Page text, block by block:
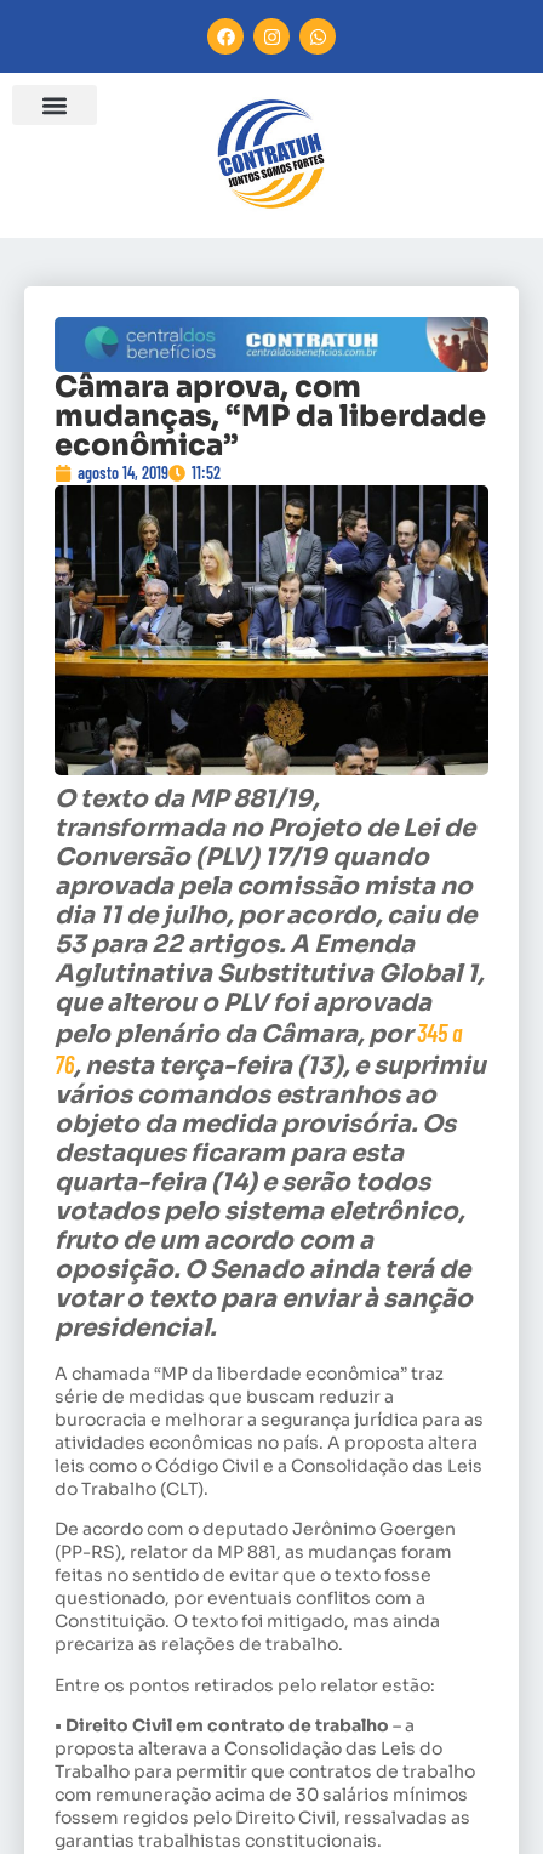
Câmara aprova, com
mudanças, “MP da liberdade
econômica”
agosto 14, 2019 11:52
O texto da MP 881/19,
transformada no Projeto de Lei de
Conversão (PLV) 17/19 quando
aprovada pela comissão mista no
dia 11 de julho, por acordo, caiu de
53 para 22 artigos. A Emenda
Aglutinativa Substitutiva Global 1,
que alterou o PLV foi aprovada
pelo plenário da Câmara, por345 a
76, nesta terça-feira (13), e suprimiu
vários comandos estranhos ao
objeto da medida provisória. Os
destaques ficaram para esta
quarta-feira (14) e serão todos
votados pelo sistema eletrônico,
fruto de um acordo com a
oposição. O Senado ainda terá de
votar o texto para enviar à sanção
presidencial.
A chamada “MP da liberdade econômica” traz
série de medidas que buscam reduzir a
burocracia e melhorar a segurança jurídica para as
atividades econômicas no país. A proposta altera
leis como o Código Civil e a Consolidação das Leis
do Trabalho (CLT).
De acordo com o deputado Jerônimo Goergen
(PP-RS), relator da MP 881, as mudanças foram
feitas no sentido de evitar que o texto fosse
questionado, por eventuais conflitos com a
Constituição. O texto foi mitigado, mas ainda
precariza as relações de trabalho.
Entre os pontos retirados pelo relator estão:
• Direito Civil em contrato de trabalho – a
proposta alterava a Consolidação das Leis do
Trabalho para permitir que contratos de trabalho
com remuneração acima de 30 salários mínimos
fossem regidos pelo Direito Civil, ressalvadas as
garantias trabalhistas constitucionais.